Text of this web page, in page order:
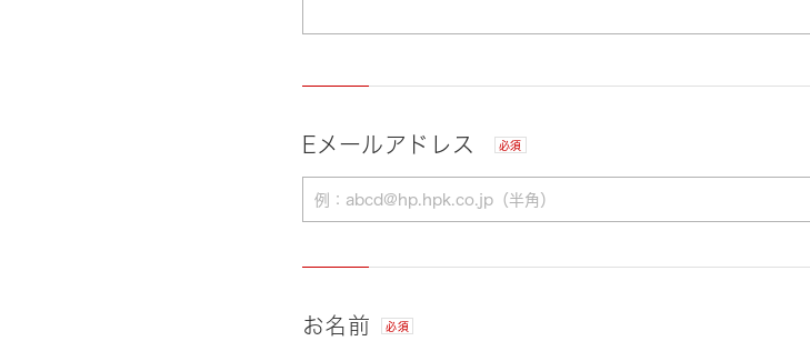
Eメールアドレス 必須
お名前 必須